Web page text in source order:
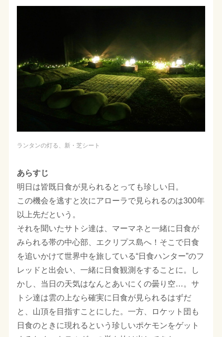
ランタンの灯る、新・芝シート
あらすじ
明日は皆既日食が見られるとっても珍しい日。
この機会を逃すと次にアローラで見られるのは300年
以上先だという。
それを聞いたサトシ達は、マーマネと一緒に日食が
みられる帯の中心部、エクリプス島へ！そこで日食
を追いかけて世界中を旅している“日食ハンター”のフ
レッドと出会い、一緒に日食観測をすることに。し
かし、当日の天気はなんとあいにくの曇り空…。サ
トシ達は雲の上なら確実に日食が見られるはずだ
と、山頂を目指すことにした。一方、ロケット団も
日食のときに現れるという珍しいポケモンをゲット